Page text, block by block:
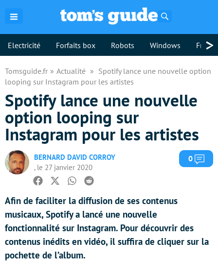
Electricité Forfaits box Robots Windows >
Tomsguide.fr Actualité
Spotify lance une nouvelle option
looping sur Instagram pour les artistes
Spotify lance une nouvelle
option looping sur
Instagram pour les artistes
BERNARD DAVID CORROY
, le 27 janvier 2020
0
Facebook
TwitterWhatsapp
Reddit
Afin de faciliter la diffusion de ses contenus
musicaux, Spotify a lancé une nouvelle
fonctionnalité sur Instagram. Pour découvrir des
contenus inédits en vidéo, il suffira de cliquer sur la
pochette de l’album.